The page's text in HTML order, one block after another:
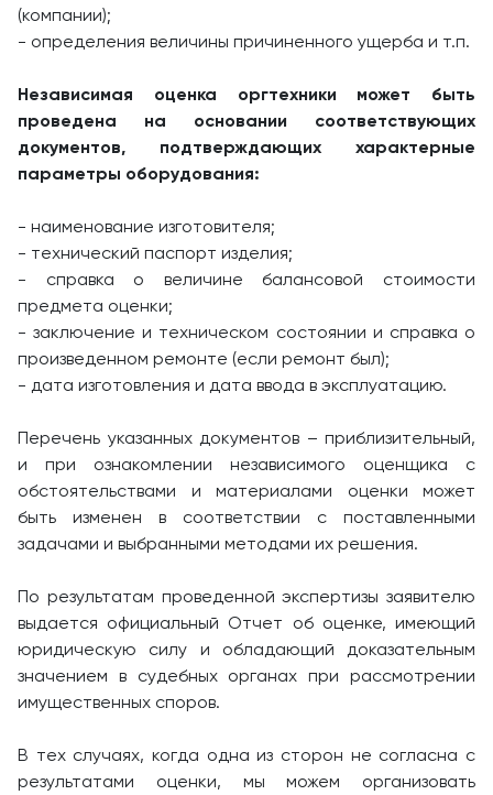
(компании);
- определения величины причиненного ущерба и т.п.
Независимая оценка оргтехники может быть
проведена на основании соответствующих
документов, подтверждающих характерные
параметры оборудования:
- наименование изготовителя;
- технический паспорт изделия;
- справка о величине балансовой стоимости
предмета оценки;
- заключение и техническом состоянии и справка о
произведенном ремонте (если ремонт был);
- дата изготовления и дата ввода в эксплуатацию.
Перечень указанных документов – приблизительный,
и при ознакомлении независимого оценщика с
обстоятельствами и материалами оценки может
быть изменен в соответствии с поставленными
задачами и выбранными методами их решения.
По результатам проведенной экспертизы заявителю
выдается официальный Отчет об оценке, имеющий
юридическую силу и обладающий доказательным
значением в судебных органах при рассмотрении
имущественных споров.
В тех случаях, когда одна из сторон не согласна с
результатами оценки, мы можем организовать